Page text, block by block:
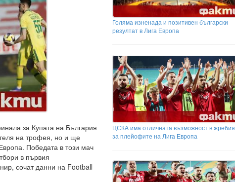
за Купата на България
на трофея, но и ще
Победата в този мач
в първия
сочат данни на Football
Голяма изненада и позитивен български
резултат в Лига Европа
ЦСКА има отличната възможност в жребия
за плейофите на Лига Европа